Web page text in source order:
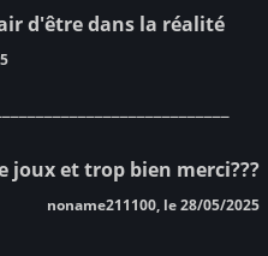
d'être dans la réalité
joux et trop bien merci???
noname211100, le 28/05/2025